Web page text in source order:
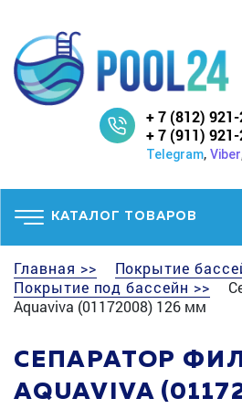
+ 7 (812)
+ 7 (911)
Telegram, Viber
КАТАЛОГ ТОВАРОВ
Главная >>
Покрытие
Покрытие под бассейн >>
Aquaviva (01172008) 126 мм
СЕПАРАТОР
AQUAVIVA